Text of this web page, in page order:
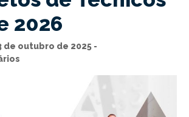
2026
de outubro de 2025